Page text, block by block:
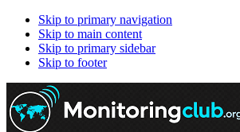
Skip to primary navigation
Skip to main content
Skip to primary sidebar
Skip to footer